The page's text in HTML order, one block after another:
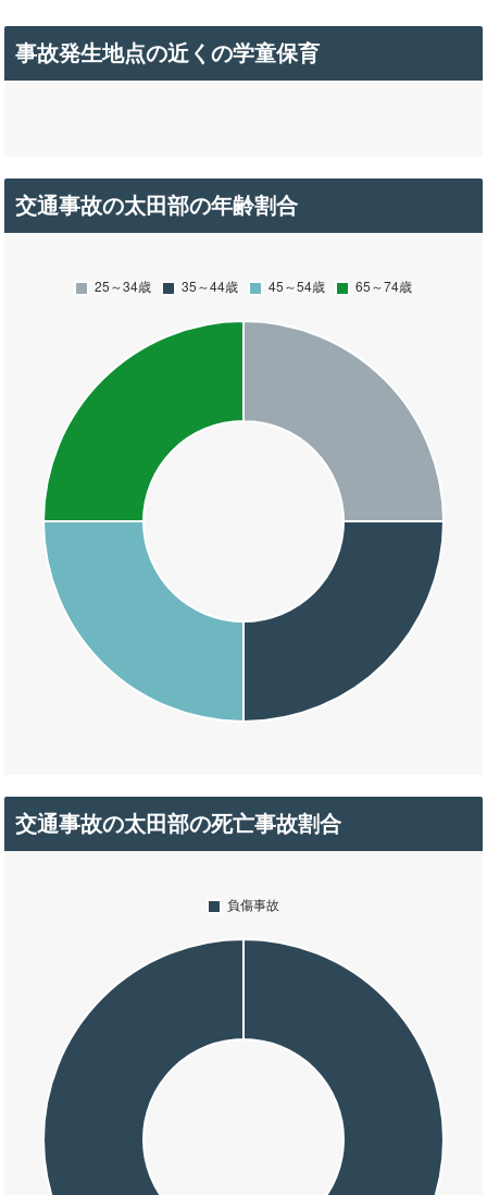
事故発生地点の近くの学童保育
交通事故の太田部の年齢割合
交通事故の太田部の死亡事故割合